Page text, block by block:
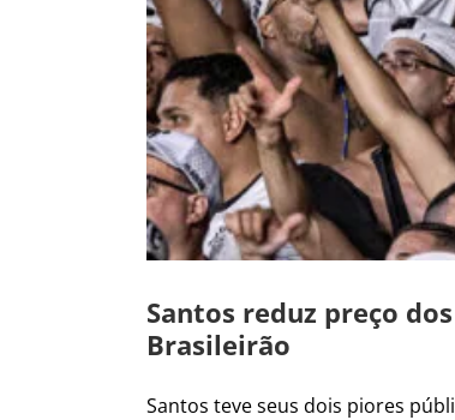
Santos reduz preço
Brasileirão
Santos teve seus dois piores